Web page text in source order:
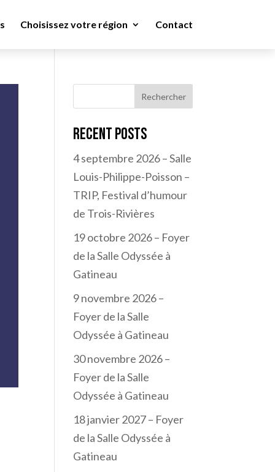
Choisissez votre région Contact
Rechercher
Recent Posts
4 septembre 2026 – Salle
Louis-Philippe-Poisson –
TRIP, Festival d’humour
de Trois-Rivières
19 octobre 2026 – Foyer
de la Salle Odyssée à
Gatineau
9 novembre 2026 –
Foyer de la Salle
Odyssée à Gatineau
30 novembre 2026 –
Foyer de la Salle
Odyssée à Gatineau
18 janvier 2027 – Foyer
de la Salle Odyssée à
Gatineau